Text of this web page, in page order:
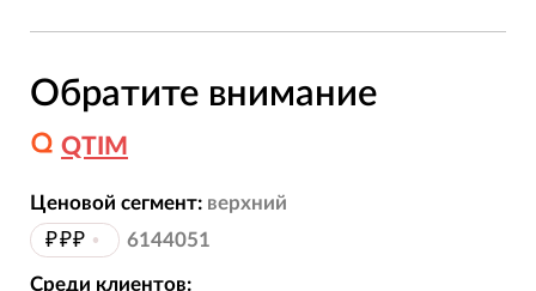
Обратите внимание
QTIM
Ценовой сегмент: верхний
₽₽₽ • 6144051
Среди клиентов: